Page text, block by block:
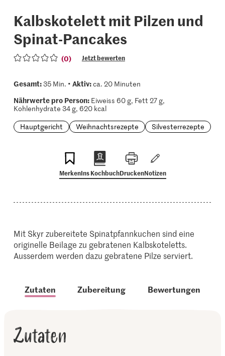
Kalbskotelett mit Pilzen und
Spinat-Pancakes
(0) Jetzt bewerten
Gesamt:35 Min. • Aktiv:ca. 20 Minuten
Nährwerte pro Person:Eiweiss 60 g, Fett 27 g,
Kohlenhydrate 34 g, 620 kcal
Hauptgericht
Weihnachtsrezepte Silvesterrezepte
MerkenIns KochbuchDruckenNotizen
Mit Skyr zubereitete Spinatpfannkuchen sind eine
originelle Beilage zu gebratenen Kalbskoteletts.
Ausserdem werden dazu gebratene Pilze serviert.
Zutaten Zubereitung Bewertungen
Zutaten